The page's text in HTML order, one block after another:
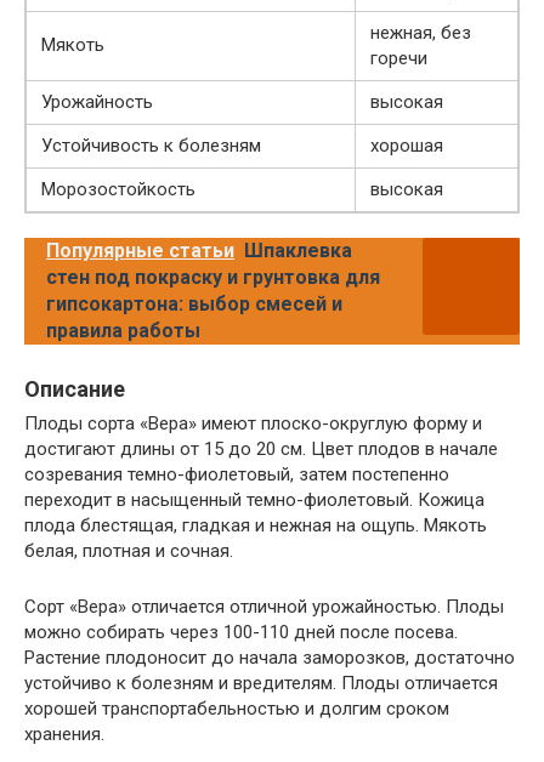
Мякоть
нежная, без
горечи
Урожайность
высокая
Устойчивость к болезням
хорошая
Морозостойкость
высокая
Популярные статьи Шпаклевка
стен под покраску и грунтовка для
гипсокартона: выбор смесей и
правила работы
Описание
Плоды сорта «Вера» имеют плоско-округлую форму и
достигают длины от 15 до 20 см. Цвет плодов в начале
созревания темно-фиолетовый, затем постепенно
переходит в насыщенный темно-фиолетовый. Кожица
плода блестящая, гладкая и нежная на ощупь. Мякоть
белая, плотная и сочная.
Сорт «Вера» отличается отличной урожайностью. Плоды
можно собирать через 100-110 дней после посева.
Растение плодоносит до начала заморозков, достаточно
устойчиво к болезням и вредителям. Плоды отличается
хорошей транспортабельностью и долгим сроком
хранения.